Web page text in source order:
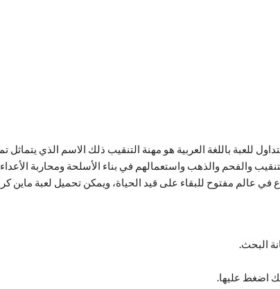
للعبة باللغة العربية هو مهنة التنقيب ذلك الاسم الذي يتماثل
والفحم والذهب واستعمالهم في بناء الأسلحة ومحاربة
في عالم مفتوح للبقاء على قيد الحياة، ويمكن تحميل لعبة ماين
البحث.
اضغط عليها.